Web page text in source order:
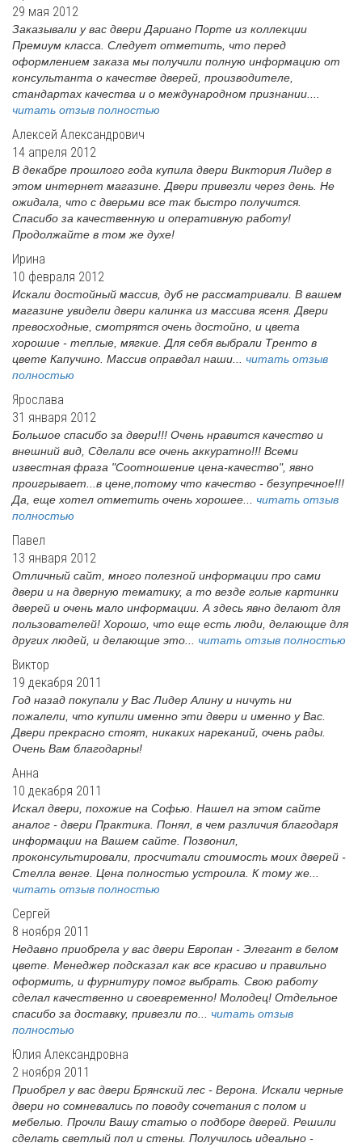
29 мая 2012
Заказывали у вас двери Дариано Порте из коллекции
Премиум класса. Следует отметить, что перед
оформлением заказа мы получили полную информацию от
консультанта о качестве дверей, производителе,
стандартах качества и о международном признании....
читать отзыв полностью
Алексей Александрович
14 апреля 2012
В декабре прошлого года купила двери Виктория Лидер в
этом интернет магазине. Двери привезли через день. Не
ожидала, что с дверьми все так быстро получится.
Спасибо за качественную и оперативную работу!
Продолжайте в том же духе!
Ирина
10 февраля 2012
Искали достойный массив, дуб не рассматривали. В вашем
магазине увидели двери калинка из массива ясеня. Двери
превосходные, смотрятся очень достойно, и цвета
хорошие - теплые, мягкие. Для себя выбрали Тренто в
цвете Капучино. Массив оправдал наши... читать отзыв
полностью
Ярослава
31 января 2012
Большое спасибо за двери!!! Очень нравится качество и
внешний вид, Сделали все очень аккуратно!!! Всеми
известная фраза "Соотношение цена-качество", явно
проигрывает...в цене,потому что качество - безупречное!!!
Да, еще хотел отметить очень хорошее... читать отзыв
полностью
Павел
13 января 2012
Отличный сайт, много полезной информации про сами
двери и на дверную тематику, а то везде голые картинки
дверей и очень мало информации. А здесь явно делают для
пользователей! Хорошо, что еще есть люди, делающие для
других людей, и делающие это... читать отзыв полностью
Виктор
19 декабря 2011
Год назад покупали у Вас Лидер Алину и ничуть ни
пожалели, что купили именно эти двери и именно у Вас.
Двери прекрасно стоят, никаких нареканий, очень рады.
Очень Вам благодарны!
Анна
10 декабря 2011
Искал двери, похожие на Софью. Нашел на этом сайте
аналог - двери Практика. Понял, в чем различия благодаря
информации на Вашем сайте. Позвонил,
проконсультировали, просчитали стоимость моих дверей -
Стелла венге. Цена полностью устроила. К тому же...
читать отзыв полностью
Сергей
8 ноября 2011
Недавно приобрела у вас двери Европан - Элегант в белом
цвете. Менеджер подсказал как все красиво и правильно
оформить, и фурнитуру помог выбрать. Свою работу
сделал качественно и своевременно! Молодец! Отдельное
спасибо за доставку, привезли по... читать отзыв
полностью
Юлия Александровна
2 ноября 2011
Приобрел у вас двери Брянский лес - Верона. Искали черные
двери но сомневались по поводу сочетания с полом и
мебелью. Прочли Вашу статью о подборе дверей. Решили
сделать светлый пол и стены. Получилось идеально -